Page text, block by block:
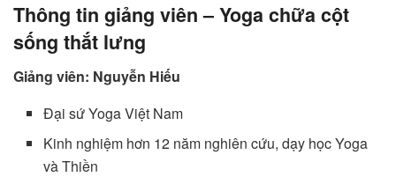
Thông tin giảng viên – Yoga chữa cột
sống thắt lưng
Giảng viên: Nguyễn Hiếu
Đại sứ Yoga Việt Nam
Kinh nghiệm hơn 12 năm nghiên cứu, dạy học Yoga
và Thiền